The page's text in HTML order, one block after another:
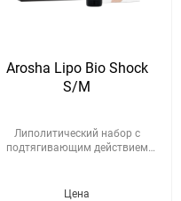
Arosha Lipo Bio Shock
S/M
Липолитический набор с
подтягивающим действием
Цена